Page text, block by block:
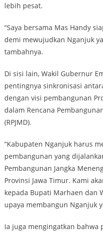
lebih pesat.
“Saya bersama Mas Handy
demi mewujudkan Nganjuk
tambahnya.
Di sisi lain, Wakil Gubernur
pentingnya sinkronisasi
dengan visi pembangunan
dalam Rencana
(RPJMD).
“Kabupaten Nganjuk harus
pembangunan yang
Pembangunan Jangka
Provinsi Jawa Timur. Kami
kepada Bupati Marhaen dan
upaya membangun Nganjuk
Ia juga mengingatkan bahwa